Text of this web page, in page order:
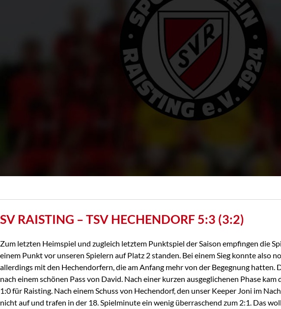
SV RAISTING – TSV HECHENDORF 5:3 (3:2)
Zum letzten Heimspiel und zugleich letztem Punktspiel der Saison empfingen die
einem Punkt vor unseren Spielern auf Platz 2 standen. Bei einem Sieg konnte also
allerdings mit den Hechendorfern, die am Anfang mehr von der Begegnung
nach einem schönen Pass von David. Nach einer kurzen ausgeglichenen Phase
1:0 für Raisting. Nach einem Schuss von Hechendorf, den unser Keeper Joni im
nicht auf und trafen in der 18. Spielminute ein wenig überraschend zum 2:1. Das